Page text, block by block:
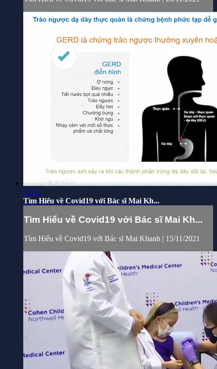
22:43
Tìm Hiểu về Covid19 với Bác sĩ Mai Kh...
Tìm Hiểu về Covid19 với Bác sĩ Mai Kh...
Tìm Hiểu về Covid19 với Bác sĩ Mai Khanh | 15/11/2021